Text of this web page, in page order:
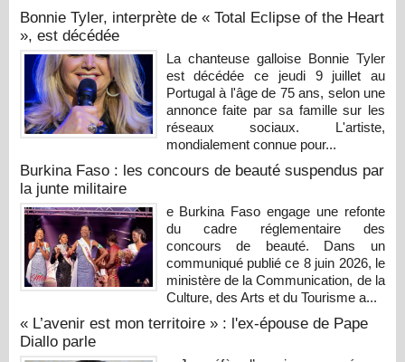
Bonnie Tyler, interprète de « Total Eclipse of the Heart
», est décédée
La chanteuse galloise Bonnie Tyler
est décédée ce jeudi 9 juillet au
Portugal à l'âge de 75 ans, selon une
annonce faite par sa famille sur les
réseaux sociaux. L'artiste,
mondialement connue pour...
Burkina Faso : les concours de beauté suspendus par
la junte militaire
e Burkina Faso engage une refonte
du cadre réglementaire des
concours de beauté. Dans un
communiqué publié ce 8 juin 2026, le
ministère de la Communication, de la
Culture, des Arts et du Tourisme a...
« L’avenir est mon territoire » : l'ex-épouse de Pape
Diallo parle